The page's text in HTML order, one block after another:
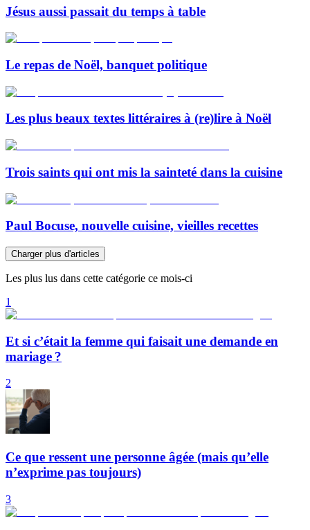
Jésus aussi passait du temps à table
Le repas de Noël, banquet politique
Les plus beaux textes littéraires à (re)lire à Noël
Trois saints qui ont mis la sainteté dans la cuisine
Paul Bocuse, nouvelle cuisine, vieilles recettes
Charger plus d'articles
Les plus lus dans cette catégorie ce mois-ci
1
Et si c’était la femme qui faisait une demande en
mariage ?
2
Ce que ressent une personne âgée (mais qu’elle
n’exprime pas toujours)
3